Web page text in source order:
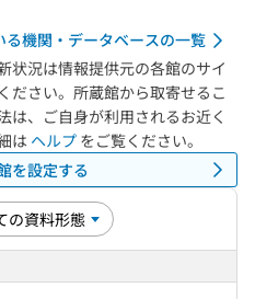
る機関・データベースの一覧
状況は情報提供元の各館のサイ
ださい。所蔵館から取寄せるこ
は、ご自身が利用されるお近く
は ヘルプ をご覧ください。
を設定する